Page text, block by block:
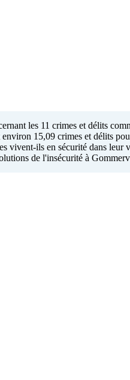
les 11 crimes et délits
15,09 crimes et délits
vivent-ils en sécurité dans leur
de l'insécurité à